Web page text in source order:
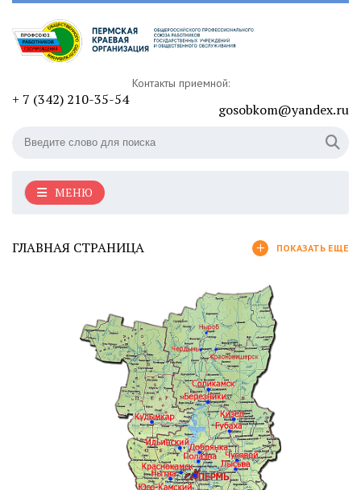
Контакты приемной:
+ 7 (342) 210-35-54
gosobkom@yandex.ru
МЕНЮ
ГЛАВНАЯ СТРАНИЦА ПОКАЗАТЬ ЕЩЕ